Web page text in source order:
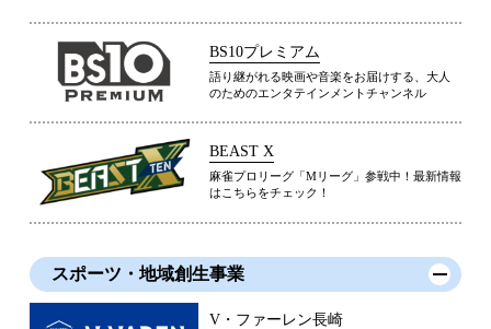
BS10プレミアム
語り継がれる映画や音楽をお届けする、大人
のためのエンタテインメントチャンネル
BEAST X
麻雀プロリーグ「Mリーグ」参戦中！最新情報
はこちらをチェック！
スポーツ・地域創生事業
V・ファーレン長崎